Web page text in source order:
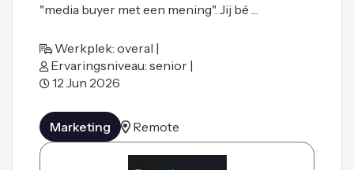
"media buyer met een mening". Jij bé …
Werkplek: overal |
Ervaringsniveau: senior |
12 Jun 2026
Marketing Remote